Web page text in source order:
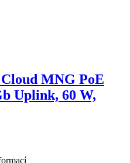
MNG PoE
Uplink, 60 W,